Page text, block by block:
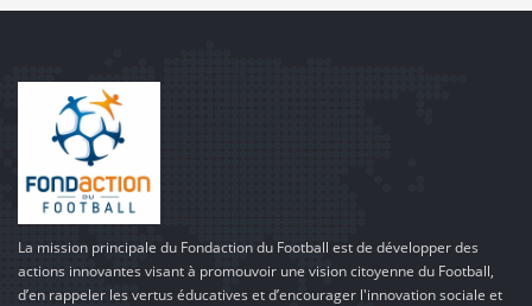
La mission principale du Fondaction du Football est de développer des
actions innovantes visant à promouvoir une vision citoyenne du Football,
d’en rappeler les vertus éducatives et d’encourager l'innovation sociale et